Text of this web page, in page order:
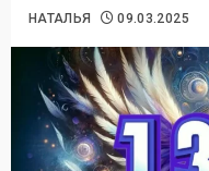
НАТАЛЬЯ 09.03.2025